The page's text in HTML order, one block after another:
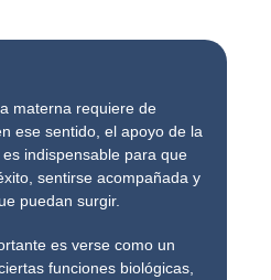
materna requiere de
ese sentido, el apoyo de la
indispensable para que
sentirse acompañada y
puedan surgir.
es verse como un
funciones biológicas,